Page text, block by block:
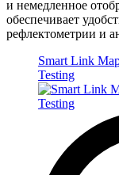
и немедленное
обеспечивает
рефлектометрии и
Smart Link
Testing